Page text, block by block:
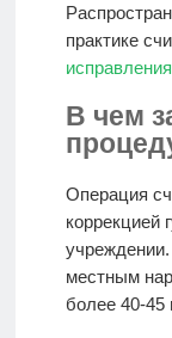
практике
исправления
В чем
Операция
коррекцией
местным
более 40-45